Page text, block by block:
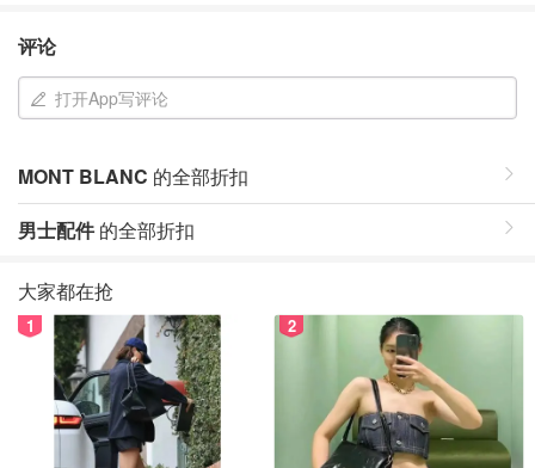
评论
打开App写评论
MONT BLANC 的全部折扣
男士配件的全部折扣
大家都在抢
1 2